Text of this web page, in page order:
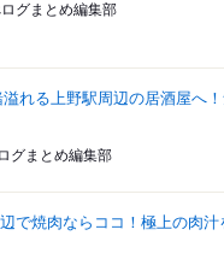
グまとめ編集部
れる上野駅周辺の居酒屋へ
グまとめ編集部
で焼肉ならココ！極上の肉